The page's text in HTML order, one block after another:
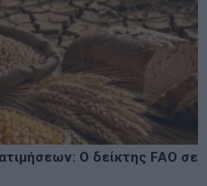
Ο δείκτης FAO σε